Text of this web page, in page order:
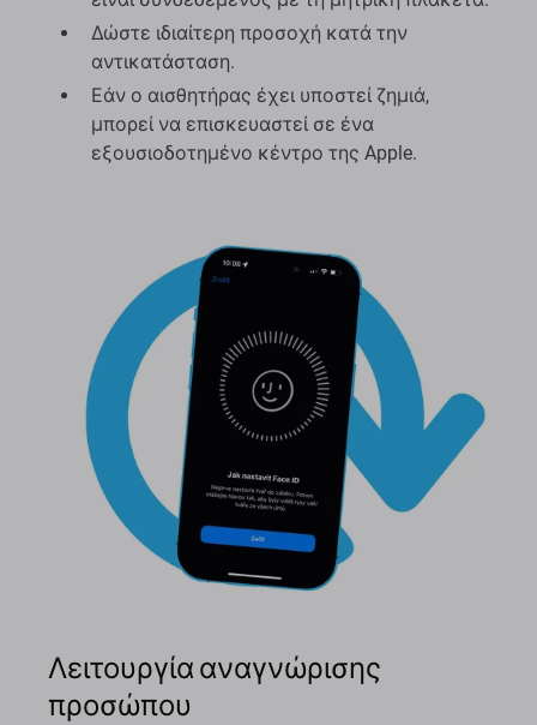
Δώστε ιδιαίτερη προσοχή κατά την
αντικατάσταση.
Εάν ο αισθητήρας έχει υποστεί ζημιά,
μπορεί να επισκευαστεί σε ένα
εξουσιοδοτημένο κέντρο της Apple.
Λειτουργία αναγνώρισης
προσώπου